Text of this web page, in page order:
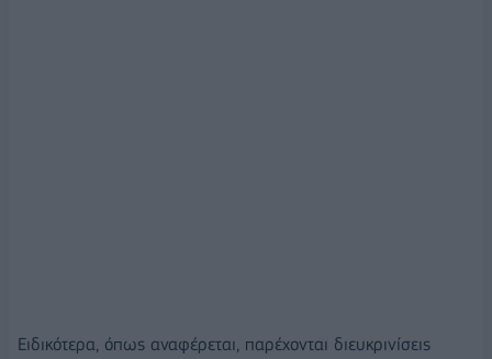
Ειδικότερα, όπως αναφέρεται, παρέχονται διευκρινίσεις